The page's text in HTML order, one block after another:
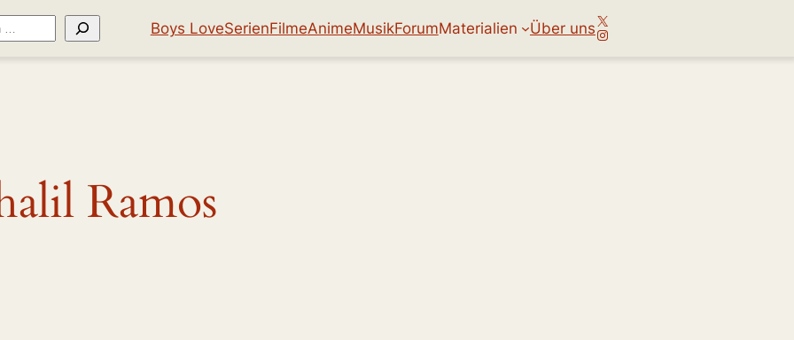
Boys LoveSerienFilmeAnimeMusikForumMaterialien Über unsX
Instagram
Ramos